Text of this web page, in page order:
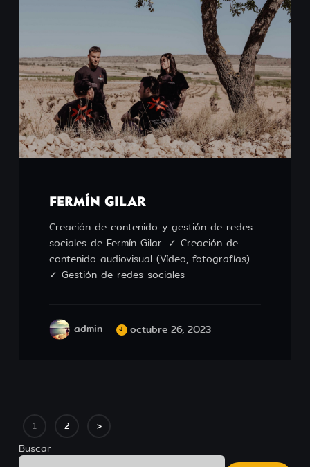
FERMÍN GILAR
Creación de contenido y gestión de redes
sociales de Fermín Gilar. ✓ Creación de
contenido audiovisual (Vídeo, fotografías)
✓ Gestión de redes sociales
admin octubre 26, 2023
1 2 >
Buscar